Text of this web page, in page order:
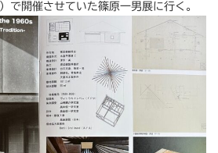
で開催させていた篠原一男展に行く。